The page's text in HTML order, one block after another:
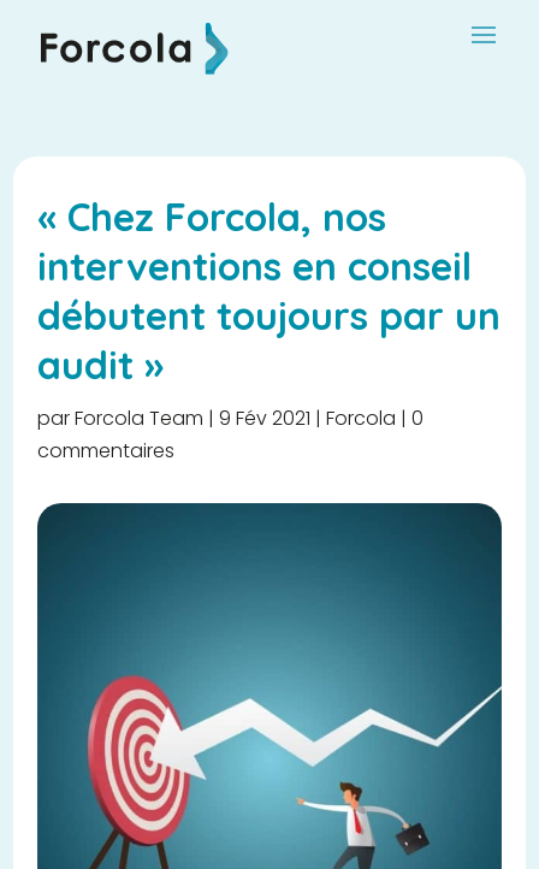
« Chez Forcola, nos
interventions en conseil
débutent toujours par un
audit »
parForcola Team |9 Fév 2021 |Forcola |0
commentaires